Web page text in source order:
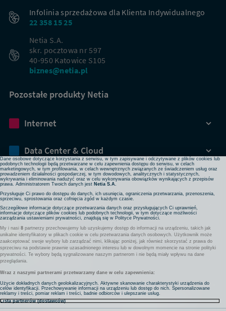
Infolinia sprzedażowa dla Klienta Indywidualnego
22 358 15 25
Netia S.A.
skr. pocztowa nr 597
40-950 Katowice S105
biznes@netia.pl
Pozostałe produkty Netia
Internet
Data Center & Cloud
Bezpieczeństwo
Rozwiązania sieciowe
Komunikacja
Pozostałe usługi
Komunikaty Nota prawnaPartnerzyPolityka prywatności
Projekty współfinansowane przez UERegulacja EOG
My i nasi 8 partnerzy przechowujemy lub uzyskujemy dostęp do informacji na urządzeniu, takich jak
unikalne identyfikatory w plikach cookie w celu przetwarzania danych osobowych. Użytkownik może
zaakceptować swoje wybory lub zarządzać nimi, klikając poniżej, jak również skorzystać z prawa do
sprzeciwu na podstawie prawnie uzasadnionego interesu lub w dowolnym momencie na stronie polityki
prywatności. Te wybory będą sygnalizowane naszym partnerom i nie będą miały wpływu na dane
przeglądania.
Używamy plików cookies lub podobnych technologii w celu zapewnienia Ci dostępu do serwisu,
usprawniania jego działania, profilowania i wyświetlania treści dopasowanych do Twoich potrzeb. W
może spowodować brak dostępu do niektórych funkcji serwisu.
Dane osobowe dotyczące korzystania z serwisu, w tym zapisywane i odczytywane z plików cookies lub
podobnych technologii będą przetwarzane w celu zapewnienia dostępu do serwisu, w celach
marketingowych, w tym profilowania, w celach wewnętrznych związanych ze świadczeniem usług oraz
prowadzeniem działalności gospodarczej, w tym dowodowych, analitycznych i statystycznych,
wykrywania i eliminowania nadużyć oraz w celu wykonywania obowiązków wynikających z przepisów
prawa. Administratorem Twoich danych jest Netia S.A.
Przysługuje Ci prawo do dostępu do danych, ich usunięcia, ograniczenia przetwarzania, przenoszenia,
sprzeciwu, sprostowania oraz cofnięcia zgód w każdym czasie.
Szczegółowe informacje dotyczące przetwarzania danych oraz przysługujących Ci uprawnień,
informacje dotyczące plików cookies lub podobnych technologii, w tym dotyczące możliwości
zarządzania ustawieniami prywatności, znajdują się w Polityce Prywatności.
Wraz z naszymi partnerami przetwarzamy dane w celu zapewnienia:
Użycie dokładnych danych geolokalizacyjnych. Aktywne skanowanie charakterystyki urządzenia do
celów identyfikacji. Przechowywanie informacji na urządzeniu lub dostęp do nich. Spersonalizowane
reklamy i treści, pomiar reklam i treści, badnie odbiorców i ulepszanie usług.
Lista partnerów (dostawców)